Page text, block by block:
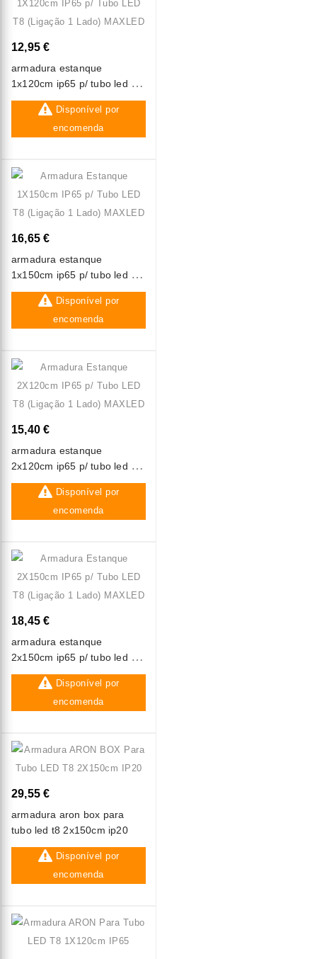
12,95 €
armadura estanque
1x120cm ip65 p/ tubo led t8
(ligação 1 lado) maxled
Disponível por
encomenda
16,65 €
armadura estanque
1x150cm ip65 p/ tubo led t8
(ligação 1 lado) maxled
Disponível por
encomenda
15,40 €
armadura estanque
2x120cm ip65 p/ tubo led t8
(ligação 1 lado) maxled
Disponível por
encomenda
18,45 €
armadura estanque
2x150cm ip65 p/ tubo led t8
(ligação 1 lado) maxled
Disponível por
encomenda
29,55 €
armadura aron box para
tubo led t8 2x150cm ip20
Disponível por
encomenda